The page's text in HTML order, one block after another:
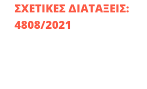
ΣΧΕΤΙΚΕΣ ΔΙΑΤΑΞΕΙΣ:
4808/2021